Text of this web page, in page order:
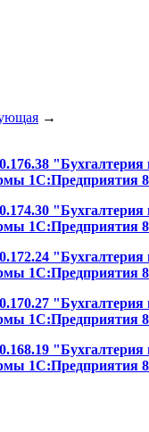
→
1С:Предприятия
1С:Предприятия
1С:Предприятия
1С:Предприятия
1С:Предприятия